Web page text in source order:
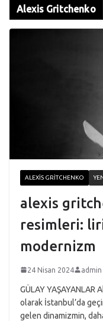
Alexis Gritchenko
ALEXIS GRITCHENKO
alexis
resimleri:
modernizm
24 Nisan 2024 admin
GÜLAY YAŞAYANLAR
olarak İstanbul’da
gelen dinamizmin,